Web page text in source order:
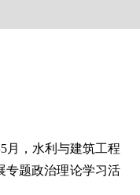
月，水利与建筑工程
专题政治理论学习活